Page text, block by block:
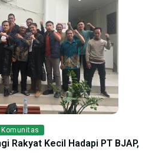
Komunitas
Rakyat Kecil Hadapi PT BJAP,